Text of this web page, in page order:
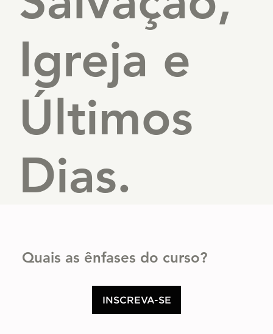
Igreja e
Últimos
Dias.
Quais as ênfases do curso?
INSCREVA-SE